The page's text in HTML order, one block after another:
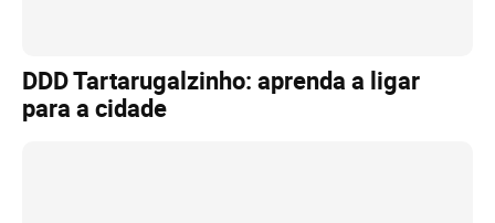
DDD Tartarugalzinho: aprenda a ligar
para a cidade